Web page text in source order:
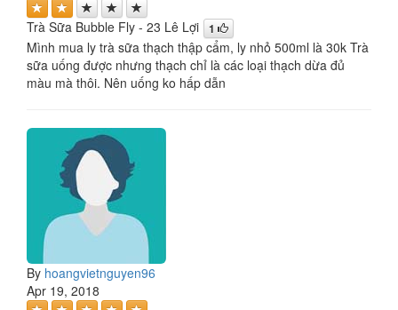
Trà Sữa Bubble Fly - 23 Lê Lợi 1
Mình mua ly trà sữa thạch thập cẩm, ly nhỏ 500ml là 30k Trà
sữa uống được nhưng thạch chỉ là các loại thạch dừa đủ
màu mà thôi. Nên uống ko hấp dẫn
By hoangvietnguyen96
Apr 19, 2018